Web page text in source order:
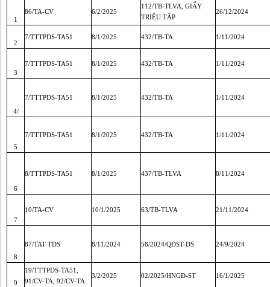
1
86/TA-CV 6/2/2025
112/TB-TLVA, GIẤY
TRIỆU TẬP
26/12/2024
2
7/TTTPDS-TA51 8/1/2025 432/TB-TA 1/11/2024
3
7/TTTPDS-TA51 8/1/2025 432/TB-TA 1/11/2024
4/
7/TTTPDS-TA51 8/1/2025 432/TB-TA 1/11/2024
5
7/TTTPDS-TA51 8/1/2025 432/TB-TA 1/11/2024
6
8/TTTPDS-TA51 8/1/2025 437/TB-TLVA 8/11/2024
7
10/TA-CV 10/1/2025 63/TB-TLVA 21/11/2024
8
87/TAT-TDS 8/11/2024 58/2024/QĐST-DS 24/9/2024
9
19/TTTPDS-TA51,
91/CV-TA, 92/CV-TA
3/2/2025 02/2025/HNGĐ-ST 16/1/2025